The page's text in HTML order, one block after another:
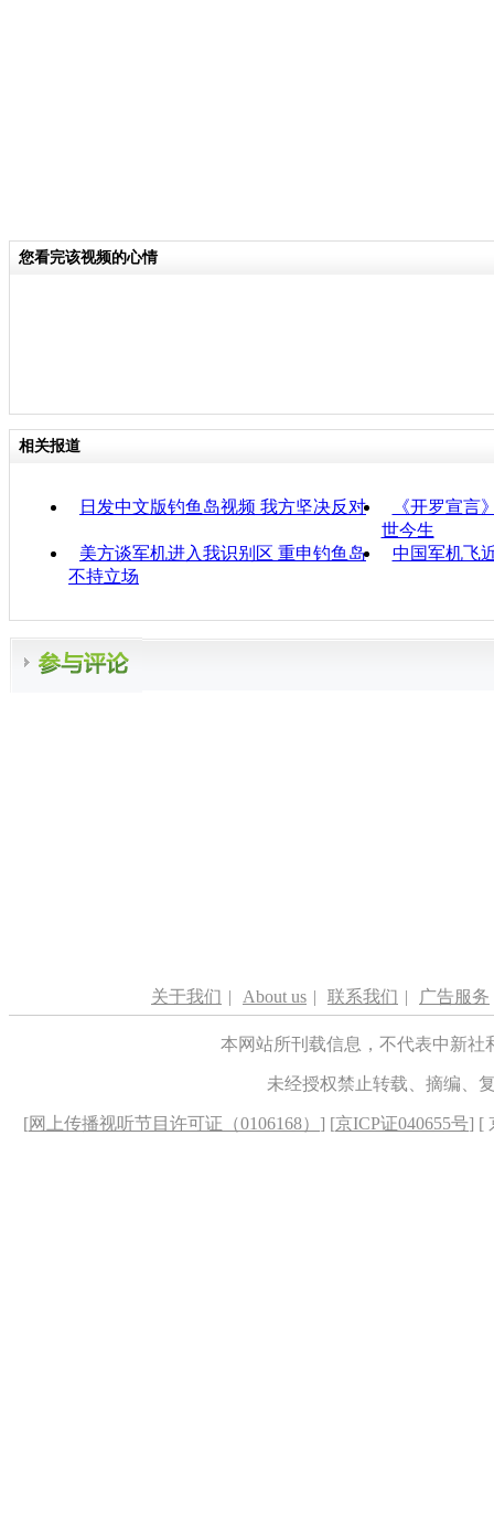
您看完该视频的心情
相关报道
日发中文版钓鱼岛视频 我方坚决反对
《开罗宣言
世今生
美方谈军机进入我识别区 重申钓鱼岛
不持立场
中国军机飞
关于我们 | About us | 联系我们 | 广告服务
本网站所刊载信息，不代表中新
未经授权禁止转载、摘编、
[网上传播视听节目许可证（0106168） ] [京ICP证040655号] [